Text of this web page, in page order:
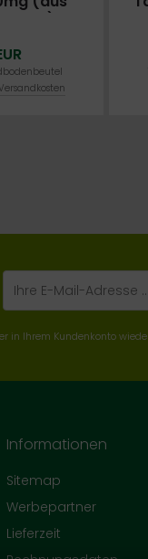
10:1) -
in Ihrem Kundenkonto
Informationen
Sitemap
Werbepartner
Lieferzeit